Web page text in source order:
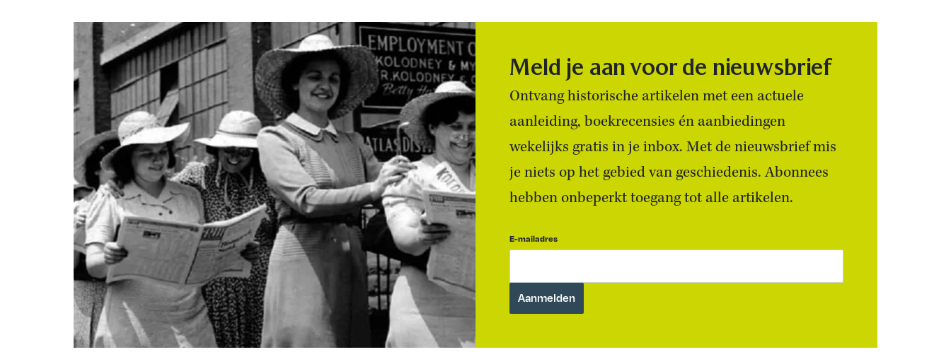
Meld je aan voor de nieuwsbrief
Ontvang historische artikelen met een actuele
aanleiding, boekrecensies én aanbiedingen
wekelijks gratis in je inbox. Met de nieuwsbrief mis
je niets op het gebied van geschiedenis. Abonnees
hebben onbeperkt toegang tot alle artikelen.
E-mailadres